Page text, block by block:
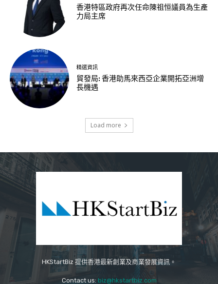
香港特區政府再次任命陳祖恒議員為生產
力局主席
精選資訊
貿發局: 香港助馬來西亞企業開拓亞洲增
長機遇
Load more
HKStartBiz 提供香港最新創業及商業發展資訊。
Contact us: biz@hkstartbiz.com